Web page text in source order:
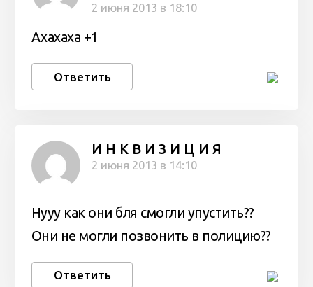
2 июня 2013 в 18:10
Ахахаха +1
Ответить
И Н К В И З И Ц И Я
2 июня 2013 в 14:10
Нууу как они бля смогли упустить??
Они не могли позвонить в полицию??
Ответить